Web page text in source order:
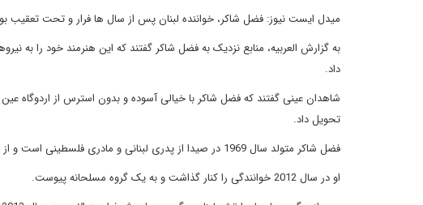
میدل ایست نیوز: فضل شاکر، خواننده لبنان پس از سال ها فرار و تحت تعقیب
به گزارش العربیه، منابع نزدیک به فضل شاکر گفتند که این هنرمند خود را به
داد.
شاهدان عینی گفتند که فضل شاکر با خیالی آسوده و بدون استرس از اردوگاه
تحویل داد.
فضل شاکر متولد سال 1969 در صیدا از پدری لبنانی و مادری فلسطینی است و از برجسته‌ترین خوانندگان در جهان عرب به شمار می‌رود.
او در سال 2012 خوانندگی را کنار گذاشت و به یک گروه مسلحانه پیوست.